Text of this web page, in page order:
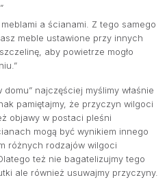
meblami a ścianami. Z tego samego
meble ustawione przy innych
aby powietrze mogło
domu” najczęściej myślimy właśnie
pamiętajmy, że przyczyn wilgoci
objawy w postaci pleśni
mogą być wynikiem innego
różnych rodzajów wilgoci
też nie bagatelizujmy tego
ale również usuwajmy przyczyny.